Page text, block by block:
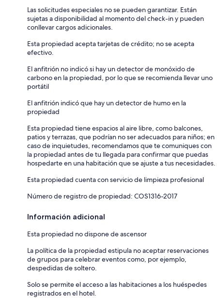
Las solicitudes especiales no se pueden garantizar. Están
sujetas a disponibilidad al momento del check-in y pueden
conllevar cargos adicionales.
Esta propiedad acepta tarjetas de crédito; no se acepta
efectivo.
El anfitrión no indicó si hay un detector de monóxido de
carbono en la propiedad, por lo que se recomienda llevar uno
portátil
El anfitrión indicó que hay un detector de humo en la
propiedad
Esta propiedad tiene espacios al aire libre, como balcones,
patios y terrazas, que podrían no ser adecuados para niños; en
caso de inquietudes, recomendamos que te comuniques con
la propiedad antes de tu llegada para confirmar que puedas
hospedarte en una habitación que se ajuste a tus necesidades.
Esta propiedad cuenta con servicio de limpieza profesional
Número de registro de propiedad: COS1316-2017
Información adicional
Esta propiedad no dispone de ascensor
La política de la propiedad estipula no aceptar reservaciones
de grupos para celebrar eventos como, por ejemplo,
despedidas de soltero.
Solo se permite el acceso a las habitaciones a los huéspedes
registrados en el hotel.